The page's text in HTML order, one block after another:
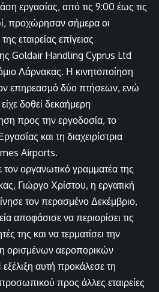
εργασίας, από τις 9:00 έως τις
προχώρησαν σήμερα οι
εταιρείας επίγειας
Goldair Handling Cyprus Ltd
Λάρνακας. Η κινητοποίηση
επηρεασμό δύο πτήσεων, ενώ
δοθεί δεκαήμερη
προς την εργοδοσία, το
και τη διαχειρίστρια
Airports.
οργανωτικό γραμματέα της
Γιώργο Χρίστου, η εργατική
τον περασμένο Δεκέμβριο,
αποφάσισε να περιορίσει τις
της και να τερματίσει την
ορισμένων αεροπορικών
εξέλιξη αυτή προκάλεσε τη
προς άλλες εταιρείες